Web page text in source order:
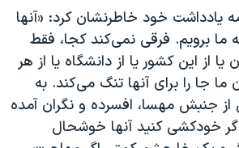
یادداشت خود خاطرنشان کرد: «آنها
برویم. فرقی نمی‌کند کجا، فقط
یا از این کشور یا از دانشگاه یا از هر
جا را برای آنها تنگ می‌کند. به
جنبش مهسا، افسرده و نگران آمده
خودکشی کنید آنها خوشحال